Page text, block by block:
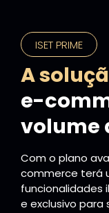
ISET PRIME
A
e-
volume
Com o plano
commerce terá
funcionalidades
e exclusivo para